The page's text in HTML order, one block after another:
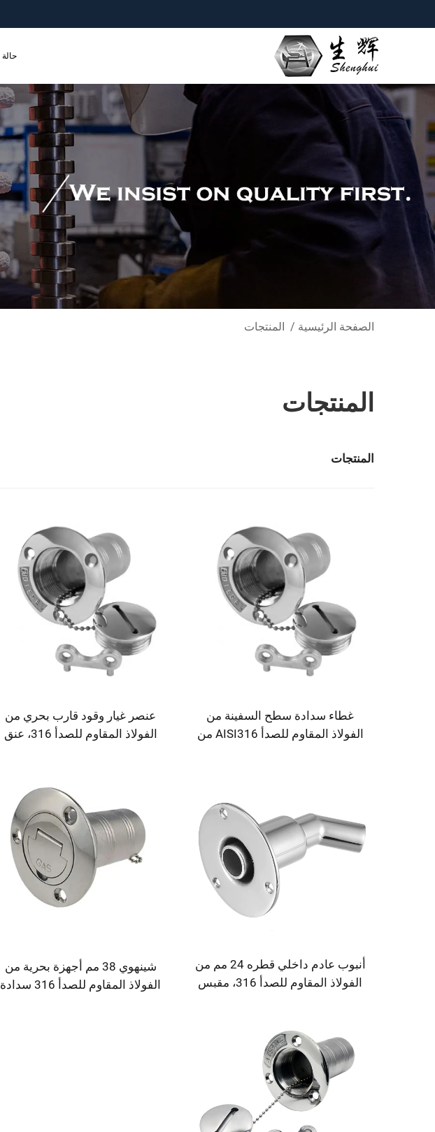
حالة
الصفحة الرئيسية / المنتجات
المنتجات
المنتجات
عنصر غيار وقود قارب بحري من
الفولاذ المقاوم للصدأ 316، عنق
غطاء سدادة سطح السفينة من
الفولاذ المقاوم للصدأ AISI316 من
شينهوي 38 مم أجهزة بحرية من
الفولاذ المقاوم للصدأ 316 سدادة
أنبوب عادم داخلي قطره 24 مم من
الفولاذ المقاوم للصدأ 316، مقبس